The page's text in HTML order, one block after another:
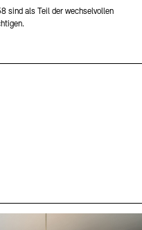
sind als Teil der wechselvollen